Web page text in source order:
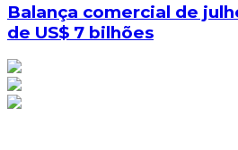
Balança comercial de
de US$ 7 bilhões